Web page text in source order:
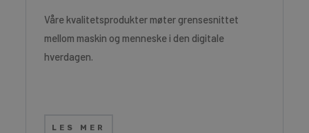
Våre kvalitetsprodukter møter grensesnittet
mellom maskin og menneske i den digitale
hverdagen.
LES MER